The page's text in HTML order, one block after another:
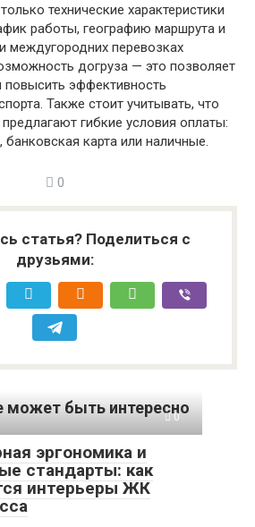
технические характеристики
работы, географию маршрута и
междугородних перевозках
догруза — это позволяет
повысить эффективность
Также стоит учитывать, что
гибкие условия оплаты:
карта или наличные.
0
статья? Поделиться с
друзьями:
может быть интересно
0
эргономика и
стандарты: как
интерьеры ЖК